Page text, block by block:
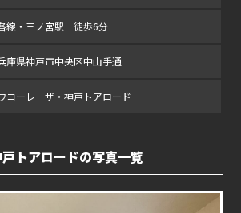
線・三ノ宮駅 徒歩6分
庫県神戸市中央区中山手通
コーレ ザ・神戸トアロード
トアロードの写真一覧